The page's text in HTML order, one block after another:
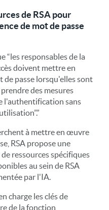
de RSA pour
de mot de passe
“les responsables de la
doivent mettre en
passe lorsqu'elles sont
des mesures
l'authentification sans
à mettre en œuvre
RSA propose une
ressources spécifiques
au sein de RSA
par l'IA.
charge les clés de
de la fonction